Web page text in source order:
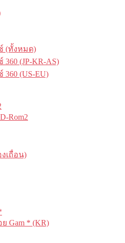
(ทั้งหมด)
360 (JP-KR-AS)
360 (US-EU)
Rom2
เถื่อน)
Gam * (KR)